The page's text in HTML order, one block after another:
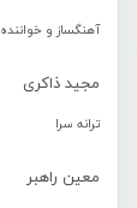
آهنگساز و خواننده
مجید ذاکری
ترانه سرا
معین راهبر